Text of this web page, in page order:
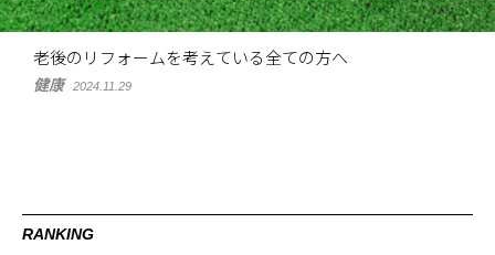
老後のリフォームを考えている全ての方へ
健康 2024.11.29
RANKING